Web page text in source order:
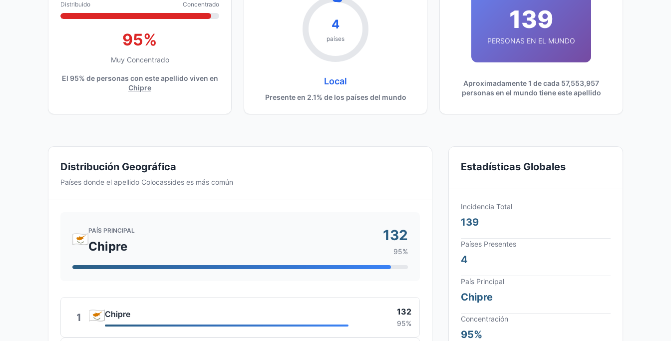
Distribuido Concentrado
95%
Muy Concentrado
El 95% de personas con este apellido viven en
Chipre
4
países
Local
Presente en 2.1% de los países del mundo
139
PERSONAS EN EL MUNDO
Aproximadamente 1 de cada 57,553,957
personas en el mundo tiene este apellido
Distribución Geográfica
Países donde el apellido Colocassides es más común
PAÍS PRINCIPAL
Chipre
132
95%
1 Chipre 132
95%
Estadísticas Globales
Incidencia Total
139
Países Presentes
4
País Principal
Chipre
Concentración
95%